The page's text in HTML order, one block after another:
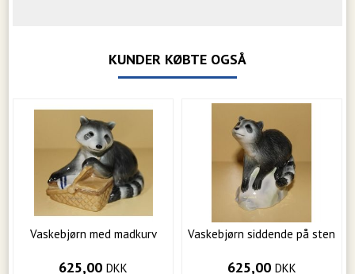
KUNDER KØBTE OGSÅ
Vaskebjørn med madkurv
625,00DKK
Vaskebjørn siddende på sten
625,00 DKK